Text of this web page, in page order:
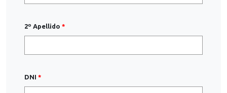
2º Apellido
DNI